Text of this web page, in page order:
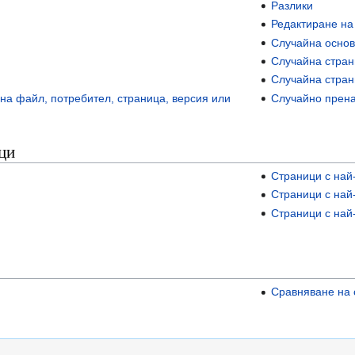
файл, потребител, страница, версия или
Разлики
Редактиране
Случайна
Случайна
Случайна
Случайно
Страници с
Страници с
Страници с
Сравняване на